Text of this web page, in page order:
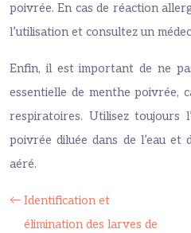
poivrée. En cas de réaction
l’utilisation et consultez un
Enfin, il est important de ne
essentielle de menthe poivrée,
respiratoires. Utilisez toujours
poivrée diluée dans de l’eau et
aéré.
Identification et
élimination des larves de